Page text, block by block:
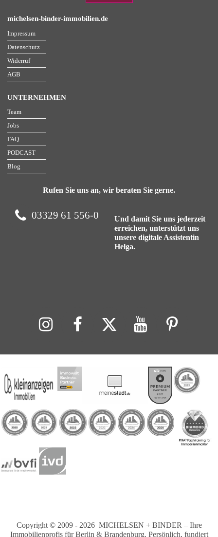
michelsen-binder-immobilien.de
Impressum
Datenschutz
Widerruf
AGB
UNTERNEHMEN
Team
Jobs
FAQ
PODCAST
Blog
Rufen Sie uns an, wir beraten Sie gerne.
03329 61 556-0
Und damit Sie uns jederzeit
erreichen, unterstützt uns
unsere digitale Assistentin
Helga.
Copyright © 2009 - 2026 MICHELSEN + BINDER – Ihre
Immobilienprofis für Berlin & Brandenburg. Persönlich, fundiert